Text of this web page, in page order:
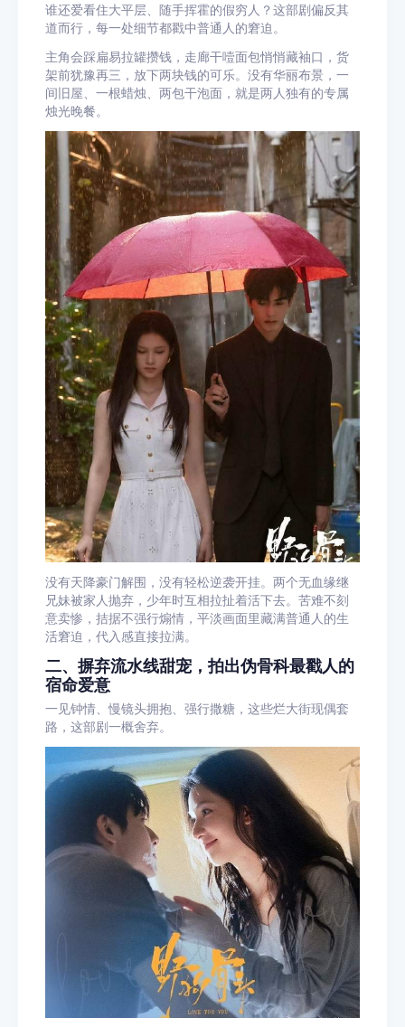
谁还爱看住大平层、随手挥霍的假穷人？这部剧偏反其
道而行，每一处细节都戳中普通人的窘迫。
主角会踩扁易拉罐攒钱，走廊干噎面包悄悄藏袖口，货
架前犹豫再三，放下两块钱的可乐。没有华丽布景，一
间旧屋、一根蜡烛、两包干泡面，就是两人独有的专属
烛光晚餐。
没有天降豪门解围，没有轻松逆袭开挂。两个无血缘继
兄妹被家人抛弃，少年时互相拉扯着活下去。苦难不刻
意卖惨，拮据不强行煽情，平淡画面里藏满普通人的生
活窘迫，代入感直接拉满。
二、摒弃流水线甜宠，拍出伪骨科最戳人的
宿命爱意
一见钟情、慢镜头拥抱、强行撒糖，这些烂大街现偶套
路，这部剧一概舍弃。